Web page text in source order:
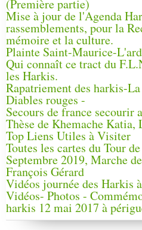
(Première partie)
Mise à jour de l'Agenda
rassemblements, pour la
mémoire et la culture.
Plainte Saint-Maurice-
Qui connaît ce tract du
les Harkis.
Rapatriement des harkis-
Diables rouges -
Secours de france secourir
Thèse de Khemache
Top Liens Utiles à Visiter
Toutes les cartes du Tour
Septembre 2019, Marche
François Gérard
Vidéos journée des Harkis
Vidéos- Photos -
harkis 12 mai 2017 à